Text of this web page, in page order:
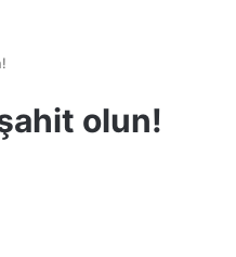
olun!